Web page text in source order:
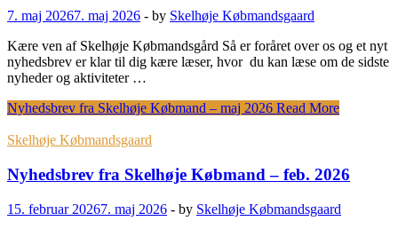
7. maj 20267. maj 2026 - by Skelhøje Købmandsgaard
Kære ven af Skelhøje Købmandsgård Så er foråret over os og et nyt
nyhedsbrev er klar til dig kære læser, hvor du kan læse om de sidste
nyheder og aktiviteter …
Nyhedsbrev fra Skelhøje Købmand – maj 2026 Read More
Skelhøje Købmandsgaard
Nyhedsbrev fra Skelhøje Købmand – feb. 2026
15. februar 20267. maj 2026 - by Skelhøje Købmandsgaard